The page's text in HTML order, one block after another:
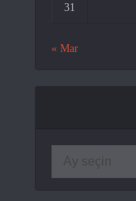
31
« Mar